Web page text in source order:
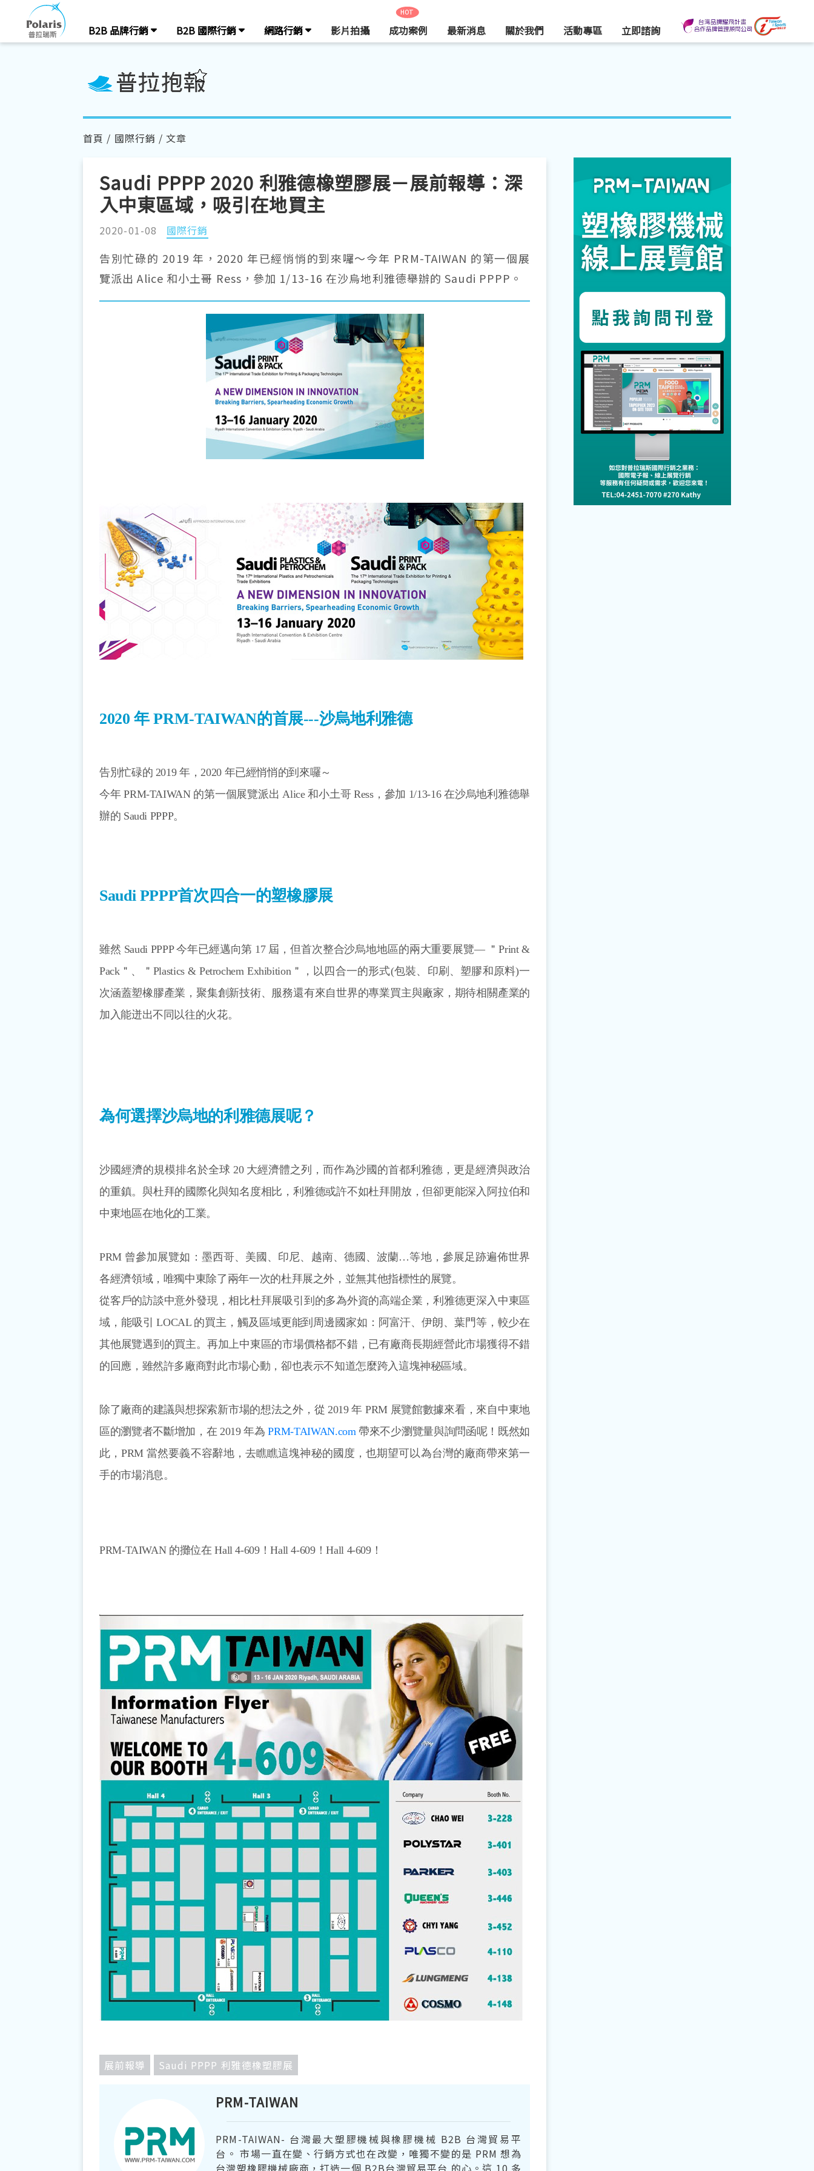
B2B 品牌行銷 B2B 國際行銷 網路行銷 影片拍攝
HOT
成功案例 最新消息 關於我們 活動專區 立即諮詢
首頁 / 國際行銷 / 文章
Saudi PPPP 2020 利雅德橡塑膠展－展前報導：深
入中東區域，吸引在地買主
2020-01-08 國際行銷
告別忙碌的 2019 年，2020 年已經悄悄的到來囉～今年 PRM-TAIWAN 的第一個展
覽派出 Alice 和小土哥 Ress，參加 1/13-16 在沙烏地利雅德舉辦的 Saudi PPPP。
2020 年 PRM-TAIWAN的首展---沙烏地利雅德
告別忙碌的 2019 年，2020 年已經悄悄的到來囉～
今年 PRM-TAIWAN 的第一個展覽派出 Alice 和小土哥 Ress，參加 1/13-16 在沙烏地利雅德舉
辦的 Saudi PPPP。
Saudi PPPP首次四合一的塑橡膠展
雖然 Saudi PPPP 今年已經邁向第 17 屆，但首次整合沙烏地地區的兩大重要展覽— ＂Print &
Pack＂、＂Plastics & Petrochem Exhibition＂，以四合一的形式(包裝、印刷、塑膠和原料)一
次涵蓋塑橡膠產業，聚集創新技術、服務還有來自世界的專業買主與廠家，期待相關產業的
加入能迸出不同以往的火花。
為何選擇沙烏地的利雅德展呢？
沙國經濟的規模排名於全球 20 大經濟體之列，而作為沙國的首都利雅德，更是經濟與政治
的重鎮。與杜拜的國際化與知名度相比，利雅德或許不如杜拜開放，但卻更能深入阿拉伯和
中東地區在地化的工業。
PRM 曾參加展覽如：墨西哥、美國、印尼、越南、德國、波蘭…等地，參展足跡遍佈世界
各經濟領域，唯獨中東除了兩年一次的杜拜展之外，並無其他指標性的展覽。
從客戶的訪談中意外發現，相比杜拜展吸引到的多為外資的高端企業，利雅德更深入中東區
域，能吸引 LOCAL 的買主，觸及區域更能到周邊國家如：阿富汗、伊朗、葉門等，較少在
其他展覽遇到的買主。再加上中東區的市場價格都不錯，已有廠商長期經營此市場獲得不錯
的回應，雖然許多廠商對此市場心動，卻也表示不知道怎麼跨入這塊神秘區域。
除了廠商的建議與想探索新市場的想法之外，從 2019 年 PRM 展覽館數據來看，來自中東地
區的瀏覽者不斷增加，在 2019 年為PRM-TAIWAN.com帶來不少瀏覽量與詢問函呢！既然如
此，PRM 當然要義不容辭地，去瞧瞧這塊神秘的國度，也期望可以為台灣的廠商帶來第一
手的市場消息。
PRM-TAIWAN 的攤位在 Hall 4-609！Hall 4-609！Hall 4-609！
展前報導 Saudi PPPP 利雅德橡塑膠展
PRM-TAIWAN
PRM-TAIWAN- 台灣最大塑膠機械與橡膠機械 B2B 台灣貿易平
台。 市場一直在變、行銷方式也在改變，唯獨不變的是 PRM 想為
台灣塑橡膠機械廠商，打造一個 B2B台灣貿易平台 的心。這 10 多